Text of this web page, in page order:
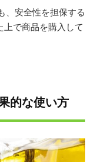
、安全性を担保する
で商品を購入して
的な使い方